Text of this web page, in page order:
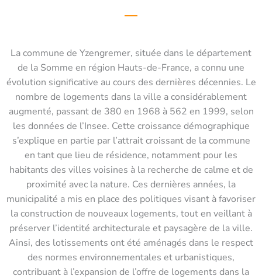
La commune de Yzengremer, située dans le département
de la Somme en région Hauts-de-France, a connu une
évolution significative au cours des dernières décennies. Le
nombre de logements dans la ville a considérablement
augmenté, passant de 380 en 1968 à 562 en 1999, selon
les données de l’Insee. Cette croissance démographique
s’explique en partie par l’attrait croissant de la commune
en tant que lieu de résidence, notamment pour les
habitants des villes voisines à la recherche de calme et de
proximité avec la nature. Ces dernières années, la
municipalité a mis en place des politiques visant à favoriser
la construction de nouveaux logements, tout en veillant à
préserver l’identité architecturale et paysagère de la ville.
Ainsi, des lotissements ont été aménagés dans le respect
des normes environnementales et urbanistiques,
contribuant à l’expansion de l’offre de logements dans la